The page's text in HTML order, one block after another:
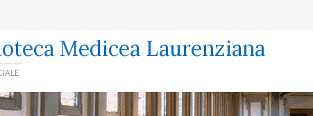
Medicea Laurenziana